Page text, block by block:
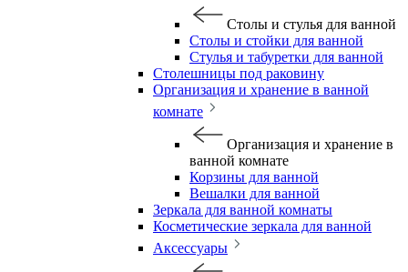
Столы и стулья для ванной
Столы и стойки для ванной
Стулья и табуретки для ванной
Столешницы под раковину
Организация и хранение в ванной
комнате
Организация и хранение в
ванной комнате
Корзины для ванной
Вешалки для ванной
Зеркала для ванной комнаты
Косметические зеркала для ванной
Аксессуары